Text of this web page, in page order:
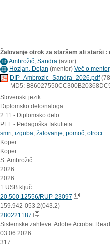
Žalovanje otrok za staršem ali starši :
ID Ambrožič, Sandra (avtor)
ID Hozjan, Dejan (mentor) Več o
DIP_Ambrozic_Sandra_2026.pdf
MD5:
Slovenski jezik
Diplomsko delo/naloga
2.11 - Diplomsko delo
PEF - Pedagoška fakulteta
smrt, izguba žalovanje pomoč otroci
Koper
Koper
S. Ambrožič
2026
2026
1 USB ključ
20.500.12556/RUP-23097
159.942-053.2(043.2)
280221187
Sistemske zahteve: Adobe Acrobat
03.06.2026
317